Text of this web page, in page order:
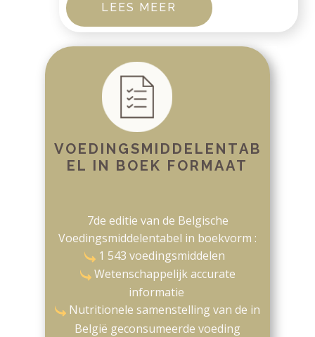
LEES MEER
VOEDINGSMIDDELENTAB
EL IN BOEK FORMAAT
7de editie van de Belgische
Voedingsmiddelentabel in boekvorm :
​1 543 voedingsmiddelen
Wetenschappelijk accurate
informatie
Nutritionele samenstelling van de in
België geconsumeerde voeding